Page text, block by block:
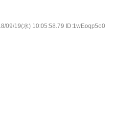
09/19(水) 10:05:58.79 ID:1wEoqp5o0